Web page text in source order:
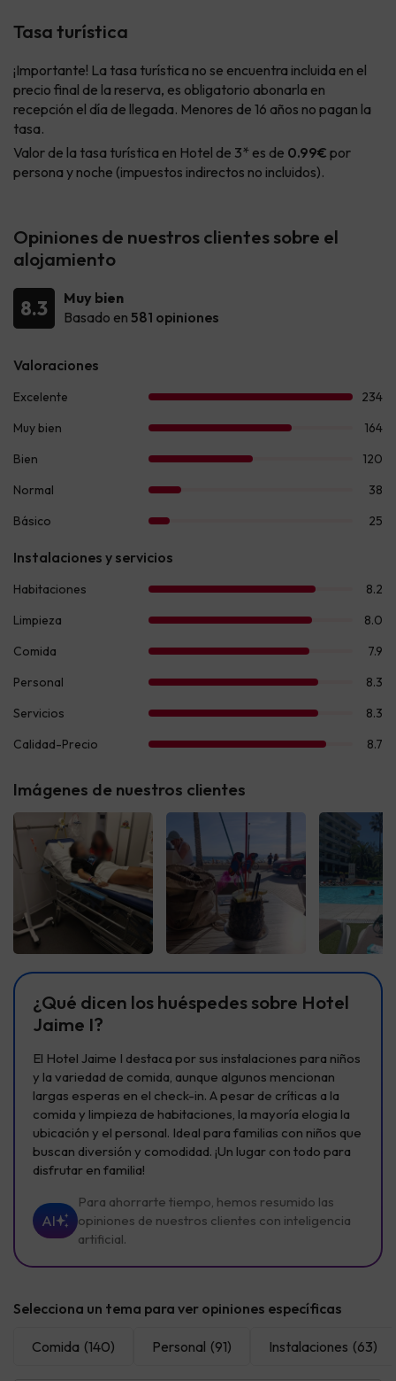
Tasa turística
¡Importante! La tasa turística no se encuentra incluida en el
precio final de la reserva, es obligatorio abonarla en
recepción el día de llegada. Menores de 16 años no pagan la
tasa.
Valor de la tasa turística en Hotel de 3* es de 0.99€ por
persona y noche (impuestos indirectos no incluidos).
Opiniones de nuestros clientes sobre el
alojamiento
8.3
Muy bien
Basado en 581 opiniones
Imágenes de nuestros clientes
¿Qué dicen los huéspedes sobre Hotel
Jaime I?
El Hotel Jaime I destaca por sus instalaciones para niños
y la variedad de comida, aunque algunos mencionan
largas esperas en el check-in. A pesar de críticas a la
comida y limpieza de habitaciones, la mayoría elogia la
ubicación y el personal. Ideal para familias con niños que
buscan diversión y comodidad. ¡Un lugar con todo para
disfrutar en familia!
AI
Para ahorrarte tiempo, hemos resumido las
opiniones de nuestros clientes con inteligencia
artificial.
Selecciona un tema para ver opiniones específicas
Comida (140) Personal (91) Instalaciones (63)